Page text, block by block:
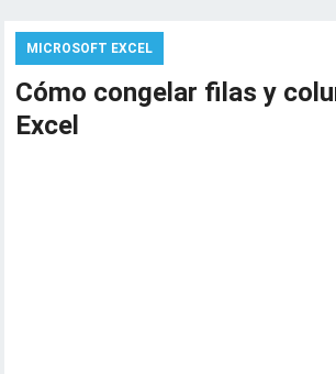
MICROSOFT EXCEL
Cómo congelar filas y
Excel